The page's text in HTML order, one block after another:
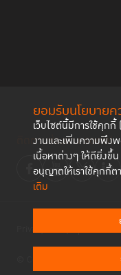
ยอมรับนโยบายค
เว็บไซต์นี้มีการใช้คุก
งานและเพิ่มความพึง
เนื้อหาต่างๆ ให้ดียิ่งขึ้
อนุญาตให้เราใช้คุกกี้ต
เติม
ติดตามช่องทาง social
© Copyright 2023
Privacy Policy Cookies